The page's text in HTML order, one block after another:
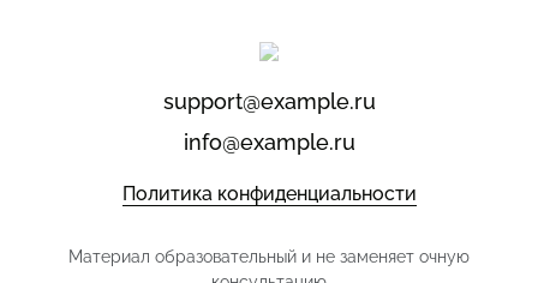
support@example.ru
info@example.ru
Политика конфиденциальности
Материал образовательный и не заменяет очную